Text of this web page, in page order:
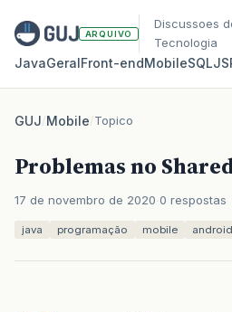
ARQUIVO
Discussoes
Tecnologia
JavaGeralFront‑endMobileSQLJS
GUJ/Mobile/Topico
Problemas no
17 de novembro de 2020 0 respostas
java programação mobile android